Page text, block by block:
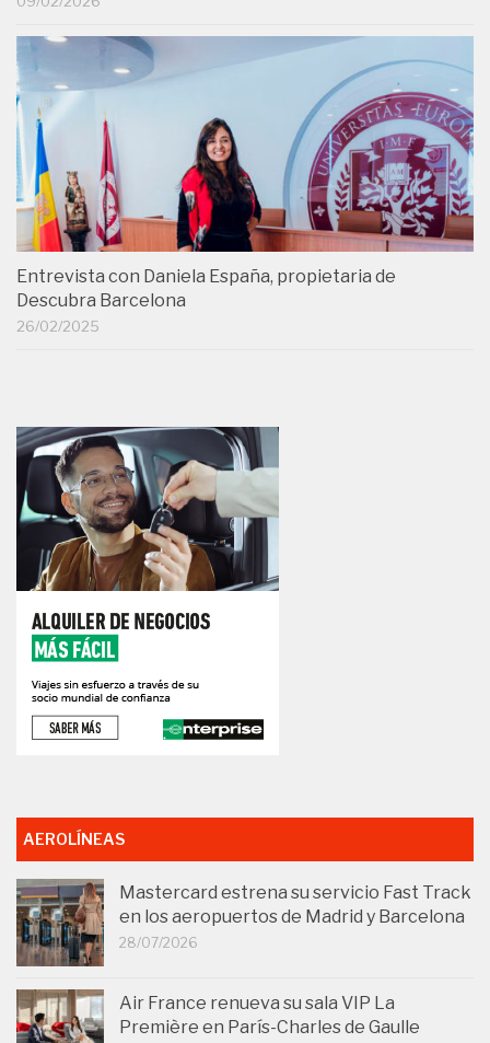
Entrevista con Daniela España, propietaria de
Descubra Barcelona
26/02/2025
AEROLÍNEAS
Mastercard estrena su servicio Fast Track
en los aeropuertos de Madrid y Barcelona
28/07/2026
Air France renueva su sala VIP La
Première en París-Charles de Gaulle